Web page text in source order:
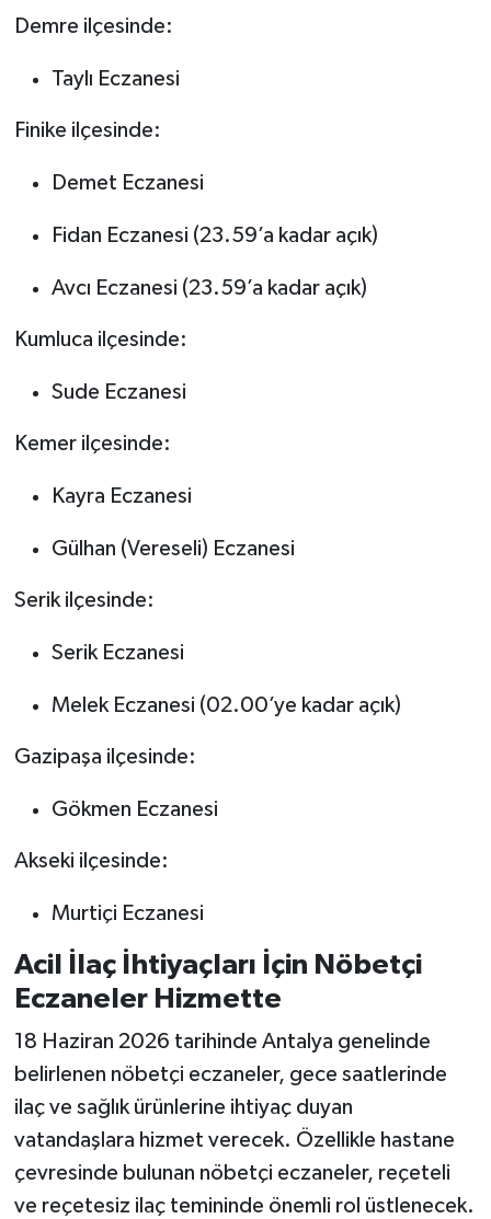
Demre ilçesinde:
Taylı Eczanesi
Finike ilçesinde:
Demet Eczanesi
Fidan Eczanesi (23.59’a kadar açık)
Avcı Eczanesi (23.59’a kadar açık)
Kumluca ilçesinde:
Sude Eczanesi
Kemer ilçesinde:
Kayra Eczanesi
Gülhan (Vereseli) Eczanesi
Serik ilçesinde:
Serik Eczanesi
Melek Eczanesi (02.00’ye kadar açık)
Gazipaşa ilçesinde:
Gökmen Eczanesi
Akseki ilçesinde:
Murtiçi Eczanesi
Acil İlaç İhtiyaçları İçin Nöbetçi
Eczaneler Hizmette
18 Haziran 2026 tarihinde Antalya genelinde
belirlenen nöbetçi eczaneler, gece saatlerinde
ilaç ve sağlık ürünlerine ihtiyaç duyan
vatandaşlara hizmet verecek. Özellikle hastane
çevresinde bulunan nöbetçi eczaneler, reçeteli
ve reçetesiz ilaç temininde önemli rol üstlenecek.